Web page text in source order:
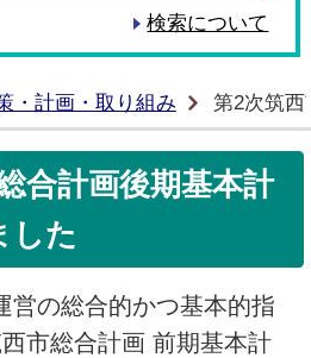
検索について
・計画・取り組み 第2次筑
合計画後期基本計
した
営の総合的かつ基本的指
市総合計画 前期基本計